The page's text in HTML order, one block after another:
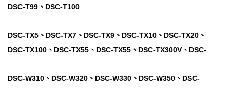
DSC-T99、DSC-T100
DSC-TX5、DSC-TX7、DSC-TX9、DSC-TX10、DSC-TX20、
DSC-TX100、DSC-TX55、DSC-TX55、DSC-TX300V、DSC-
DSC-W310、DSC-W320、DSC-W330、DSC-W350、DSC-